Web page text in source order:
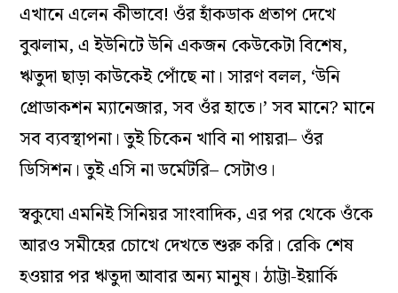
এখানে এলেন কীভাবে! ওঁর হাঁকডাক প্রতাপ দেখে
বুঝলাম, এ ইউনিটে উনি একজন কেউকেটা বিশেষ,
ঋতুদা ছাড়া কাউকেই পোঁছে না। সারণ বলল, ‘উনি
প্রোডাকশন ম‌্যানেজার, সব ওঁর হাতে।’ সব মানে? মানে
সব ব‌্যবস্থাপনা। তুই চিকেন খাবি না পায়রা– ওঁর
ডিসিশন। তুই এসি না ডর্মেটরি– সেটাও।
স্বকুঘো এমনিই সিনিয়র সাংবাদিক, এর পর থেকে ওঁকে
আরও সমীহের চোখে দেখতে শুরু করি। রেকি শেষ
হওয়ার পর ঋতুদা আবার অন‌্য মানুষ। ঠাট্টা-ইয়ার্কি